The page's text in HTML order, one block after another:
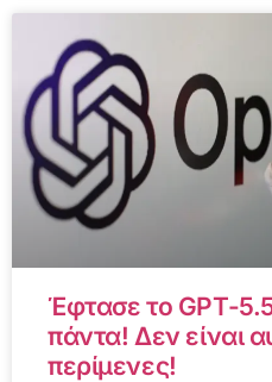
Έφτασε το GPT-
πάντα! Δεν είναι
περίμενες!